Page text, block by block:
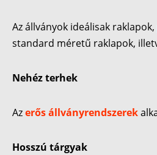
Az állványok ideálisak raklapok,
standard méretű raklapok,
Nehéz terhek
Azerős állványrendszerek
Hosszú tárgyak